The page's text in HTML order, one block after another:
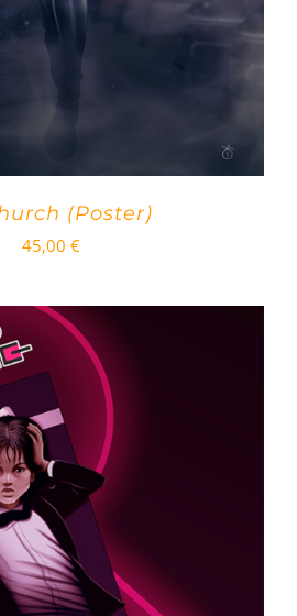
(Poster)
45,00 €